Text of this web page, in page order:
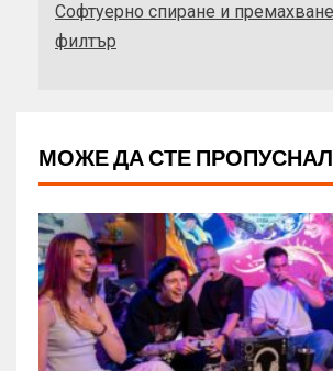
Софтуерно спиране и
филтър
МОЖЕ ДА СТЕ